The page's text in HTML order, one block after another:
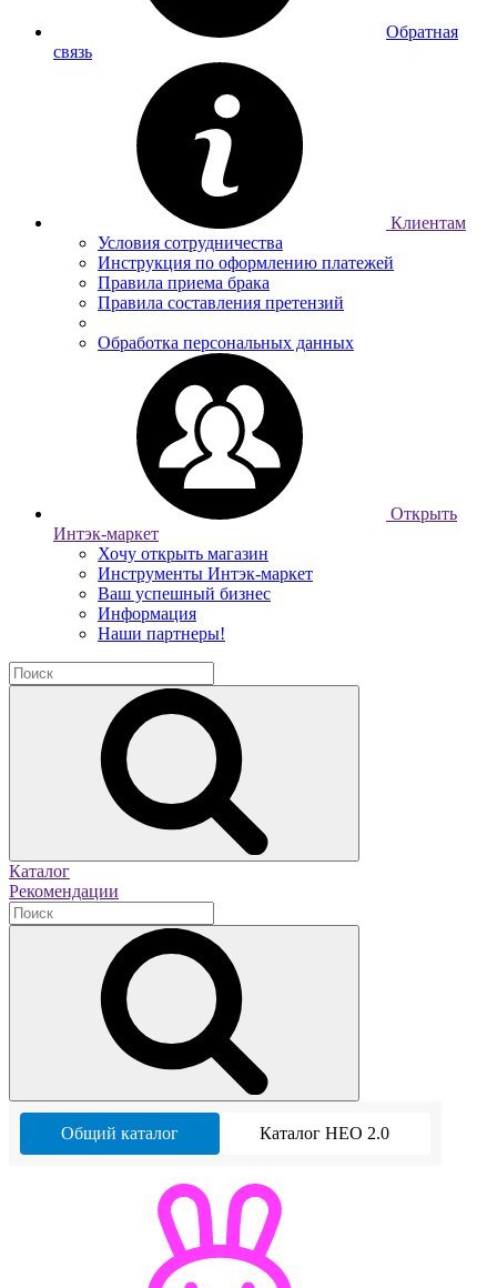
Обратная
связь
Клиентам
Условия сотрудничества
Инструкция по оформлению платежей
Правила приема брака
Правила составления претензий
Обработка персональных данных
Открыть
Интэк-маркет
Хочу открыть магазин
Инструменты Интэк-маркет
Ваш успешный бизнес
Информация
Наши партнеры!
Каталог
Рекомендации
Общий каталог Каталог НЕО 2.0